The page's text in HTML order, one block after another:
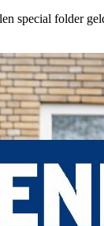
special folder